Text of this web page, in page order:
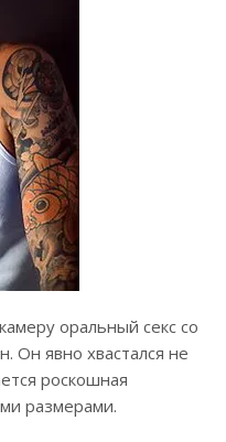
оральный секс со
Он явно хвастался не
роскошная
размерами.